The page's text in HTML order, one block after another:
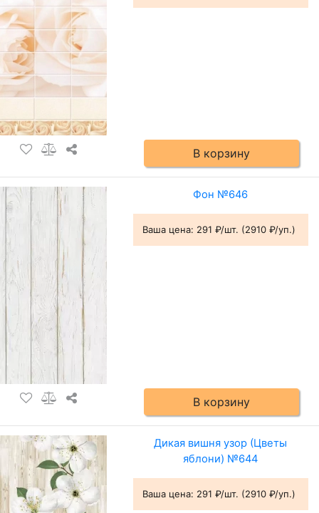
В корзину
Фон №646
Ваша цена: 291 ₽/шт. (2910 ₽/уп.)
В корзину
Дикая вишня узор (Цветы
яблони) №644
Ваша цена: 291 ₽/шт. (2910 ₽/уп.)